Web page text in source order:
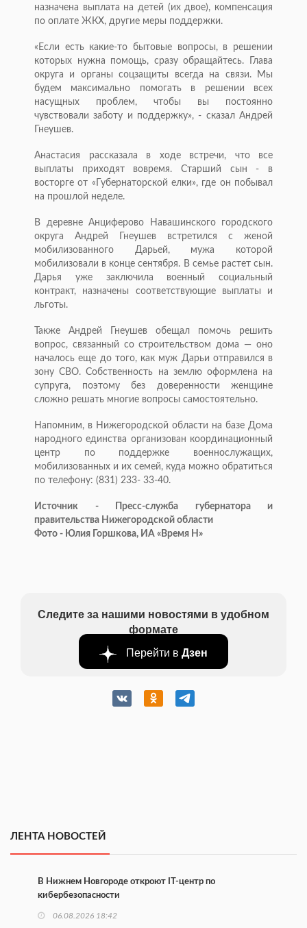
назначена выплата на детей (их двое), компенсация
по оплате ЖКХ, другие меры поддержки.
«Если есть какие-то бытовые вопросы, в решении
которых нужна помощь, сразу обращайтесь. Глава
округа и органы соцзащиты всегда на связи. Мы
будем максимально помогать в решении всех
насущных проблем, чтобы вы постоянно
чувствовали заботу и поддержку», - сказал Андрей
Гнеушев.
Анастасия рассказала в ходе встречи, что все
выплаты приходят вовремя. Старший сын - в
восторге от «Губернаторской елки», где он побывал
на прошлой неделе.
В деревне Анциферово Навашинского городского
округа Андрей Гнеушев встретился с женой
мобилизованного Дарьей, мужа которой
мобилизовали в конце сентября. В семье растет сын.
Дарья уже заключила военный социальный
контракт, назначены соответствующие выплаты и
льготы.
Также Андрей Гнеушев обещал помочь решить
вопрос, связанный со строительством дома — оно
началось еще до того, как муж Дарьи отправился в
зону СВО. Собственность на землю оформлена на
супруга, поэтому без доверенности женщине
сложно решать многие вопросы самостоятельно.
Напомним, в Нижегородской области на базе Дома
народного единства организован координационный
центр по поддержке военнослужащих,
мобилизованных и их семей, куда можно обратиться
по телефону: (831) 233- 33-40.
Источник - Пресс-служба губернатора и
правительства Нижегородской области
Фото - Юлия Горшкова, ИА «Время Н»
Следите за нашими новостями в удобном
формате
Перейти в Дзен
ЛЕНТА НОВОСТЕЙ
В Нижнем Новгороде откроют IT-центр по
кибербезопасности
06.08.2026 18:42